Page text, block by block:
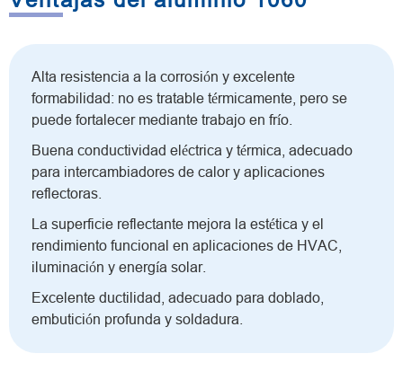
Alta resistencia a la corrosión y excelente
formabilidad: no es tratable térmicamente, pero se
puede fortalecer mediante trabajo en frío.
Buena conductividad eléctrica y térmica, adecuado
para intercambiadores de calor y aplicaciones
reflectoras.
La superficie reflectante mejora la estética y el
rendimiento funcional en aplicaciones de HVAC,
iluminación y energía solar.
Excelente ductilidad, adecuado para doblado,
embutición profunda y soldadura.